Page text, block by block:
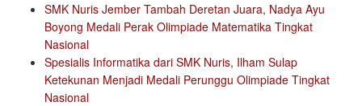
SMK Nuris Jember Tambah Deretan Juara, Nadya Ayu
Boyong Medali Perak Olimpiade Matematika Tingkat
Nasional
Spesialis Informatika dari SMK Nuris, Ilham Sulap
Ketekunan Menjadi Medali Perunggu Olimpiade Tingkat
Nasional